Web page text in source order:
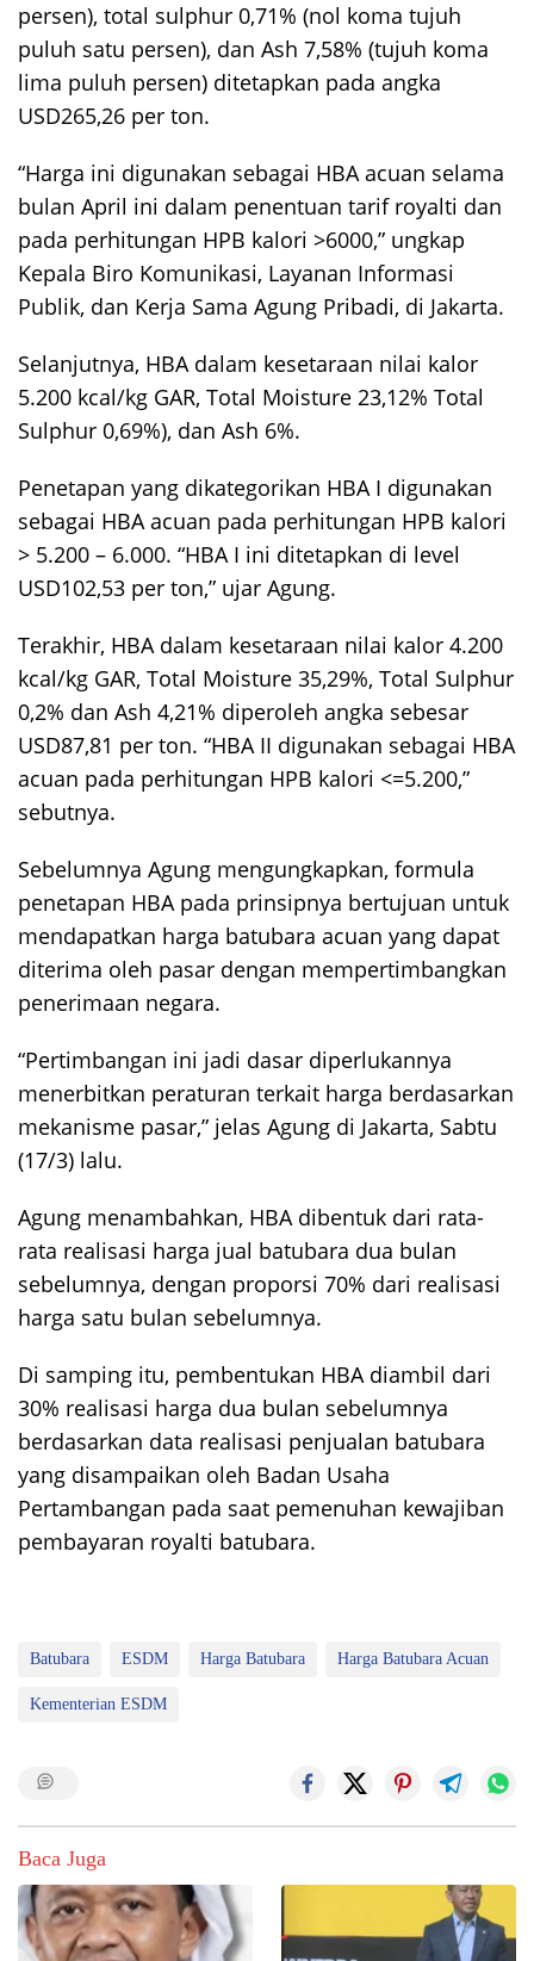
persen), total sulphur 0,71% (nol koma tujuh
puluh satu persen), dan Ash 7,58% (tujuh koma
lima puluh persen) ditetapkan pada angka
USD265,26 per ton.
“Harga ini digunakan sebagai HBA acuan selama
bulan April ini dalam penentuan tarif royalti dan
pada perhitungan HPB kalori >6000,” ungkap
Kepala Biro Komunikasi, Layanan Informasi
Publik, dan Kerja Sama Agung Pribadi, di Jakarta.
Selanjutnya, HBA dalam kesetaraan nilai kalor
5.200 kcal/kg GAR, Total Moisture 23,12% Total
Sulphur 0,69%), dan Ash 6%.
Penetapan yang dikategorikan HBA I digunakan
sebagai HBA acuan pada perhitungan HPB kalori
> 5.200 – 6.000. “HBA I ini ditetapkan di level
USD102,53 per ton,” ujar Agung.
Terakhir, HBA dalam kesetaraan nilai kalor 4.200
kcal/kg GAR, Total Moisture 35,29%, Total Sulphur
0,2% dan Ash 4,21% diperoleh angka sebesar
USD87,81 per ton. “HBA II digunakan sebagai HBA
acuan pada perhitungan HPB kalori <=5.200,”
sebutnya.
Sebelumnya Agung mengungkapkan, formula
penetapan HBA pada prinsipnya bertujuan untuk
mendapatkan harga batubara acuan yang dapat
diterima oleh pasar dengan mempertimbangkan
penerimaan negara.
“Pertimbangan ini jadi dasar diperlukannya
menerbitkan peraturan terkait harga berdasarkan
mekanisme pasar,” jelas Agung di Jakarta, Sabtu
(17/3) lalu.
Agung menambahkan, HBA dibentuk dari rata-
rata realisasi harga jual batubara dua bulan
sebelumnya, dengan proporsi 70% dari realisasi
harga satu bulan sebelumnya.
Di samping itu, pembentukan HBA diambil dari
30% realisasi harga dua bulan sebelumnya
berdasarkan data realisasi penjualan batubara
yang disampaikan oleh Badan Usaha
Pertambangan pada saat pemenuhan kewajiban
pembayaran royalti batubara.
Batubara ESDM Harga Batubara Harga Batubara Acuan
Kementerian ESDM
Baca Juga